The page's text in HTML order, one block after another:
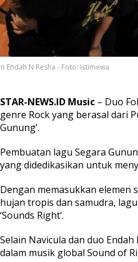
c
a
d
E
n
d
a
N
R
h
a
G
b
a
Endah N Resha - Foto: Istimewa
STAR-NEWS.ID Music– Duo
genre Rock yang berasal dari
Gunung’.
Pembuatan lagu Segara
yang didedikasikan untuk
Dengan memasukkan elemen
hujan tropis dan samudra,
‘Sounds Right’.
Selain Navicula dan duo
dalam musik global Sound of